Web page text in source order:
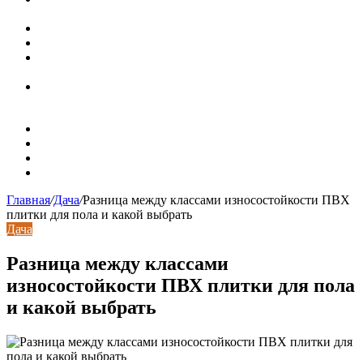
Главная/Дача/Разница между классами износостойкости ПВХ
плитки для пола и какой выбрать
Дача
Разница между классами
износостойкости ПВХ плитки для пола
и какой выбрать